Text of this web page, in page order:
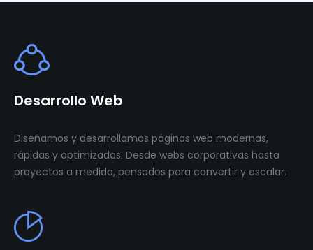
Desarrollo Web
Diseñamos y desarrollamos páginas web modernas,
rápidas y optimizadas. Desde webs corporativas hasta
proyectos a medida, pensados para convertir y escalar.